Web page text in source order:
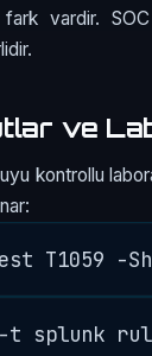
vardir.
ve
kontrollu